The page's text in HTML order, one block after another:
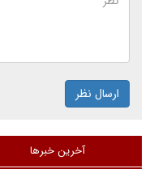
ارسال نظر
آخرین خبرها